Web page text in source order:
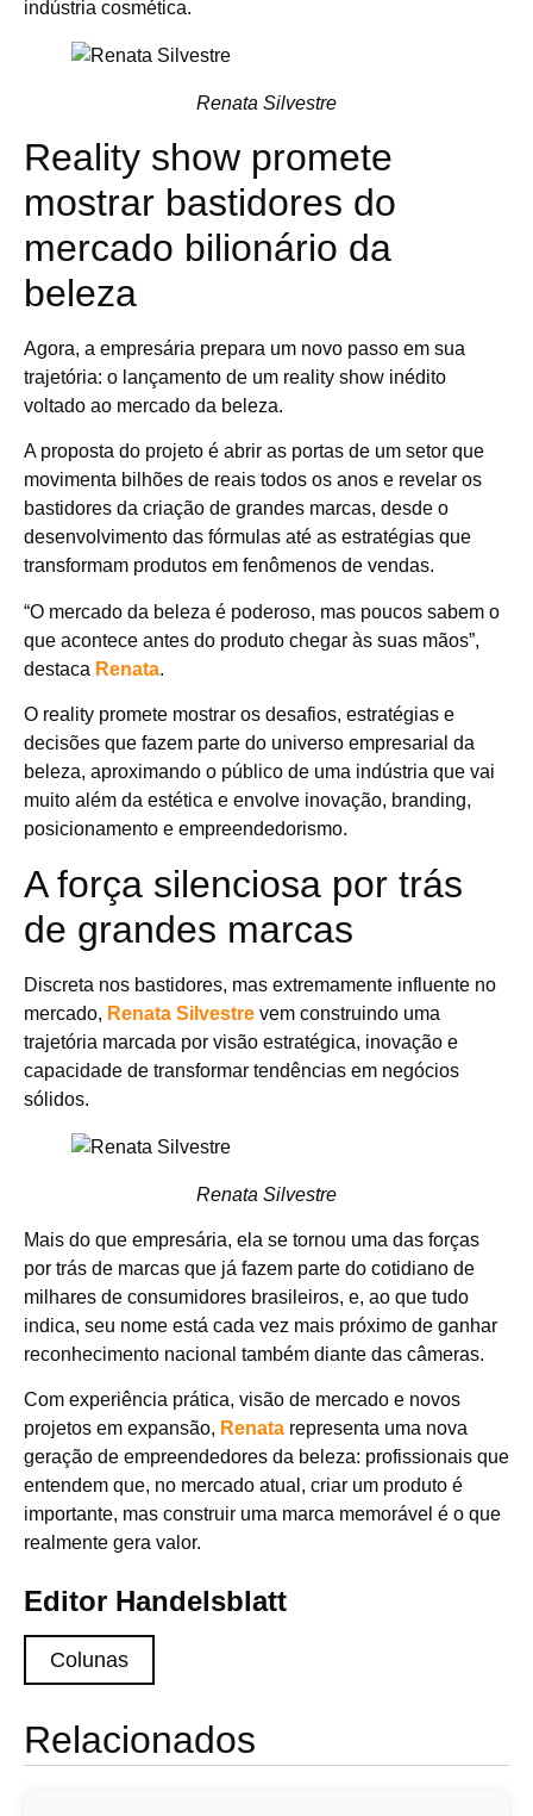
indústria cosmética.
Renata Silvestre
Reality show promete
mostrar bastidores do
mercado bilionário da
beleza
Agora, a empresária prepara um novo passo em sua
trajetória: o lançamento de um reality show inédito
voltado ao mercado da beleza.
A proposta do projeto é abrir as portas de um setor que
movimenta bilhões de reais todos os anos e revelar os
bastidores da criação de grandes marcas, desde o
desenvolvimento das fórmulas até as estratégias que
transformam produtos em fenômenos de vendas.
“O mercado da beleza é poderoso, mas poucos sabem o
que acontece antes do produto chegar às suas mãos”,
destaca Renata.
O reality promete mostrar os desafios, estratégias e
decisões que fazem parte do universo empresarial da
beleza, aproximando o público de uma indústria que vai
muito além da estética e envolve inovação, branding,
posicionamento e empreendedorismo.
A força silenciosa por trás
de grandes marcas
Discreta nos bastidores, mas extremamente influente no
mercado, Renata Silvestre vem construindo uma
trajetória marcada por visão estratégica, inovação e
capacidade de transformar tendências em negócios
sólidos.
Renata Silvestre
Mais do que empresária, ela se tornou uma das forças
por trás de marcas que já fazem parte do cotidiano de
milhares de consumidores brasileiros, e, ao que tudo
indica, seu nome está cada vez mais próximo de ganhar
reconhecimento nacional também diante das câmeras.
Com experiência prática, visão de mercado e novos
projetos em expansão, Renata representa uma nova
geração de empreendedores da beleza: profissionais que
entendem que, no mercado atual, criar um produto é
importante, mas construir uma marca memorável é o que
realmente gera valor.
Editor Handelsblatt
Colunas
Relacionados